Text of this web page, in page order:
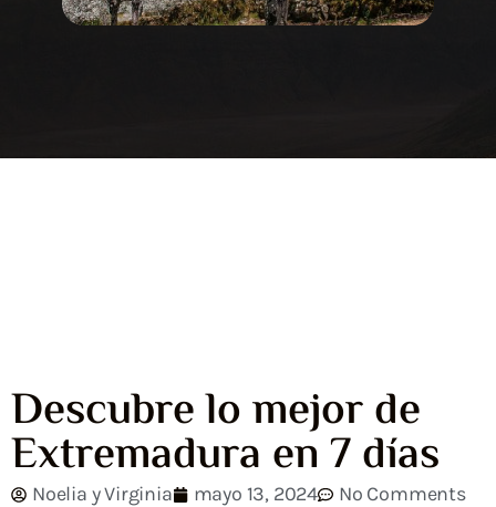
Descubre lo mejor de
Extremadura en 7 días
Noelia y Virginia mayo 13, 2024 No Comments